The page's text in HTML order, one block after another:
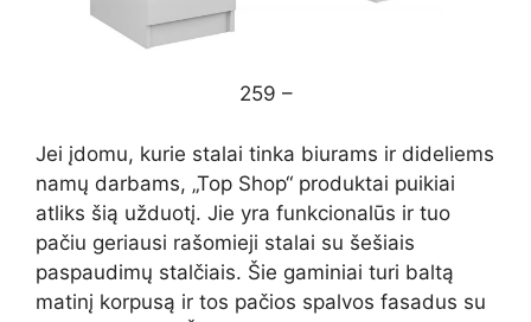
259 –
Jei įdomu, kurie stalai tinka biurams ir dideliems
namų darbams, „Top Shop“ produktai puikiai
atliks šią užduotį. Jie yra funkcionalūs ir tuo
pačiu geriausi rašomieji stalai su šešiais
paspaudimų stalčiais. Šie gaminiai turi baltą
matinį korpusą ir tos pačios spalvos fasadus su